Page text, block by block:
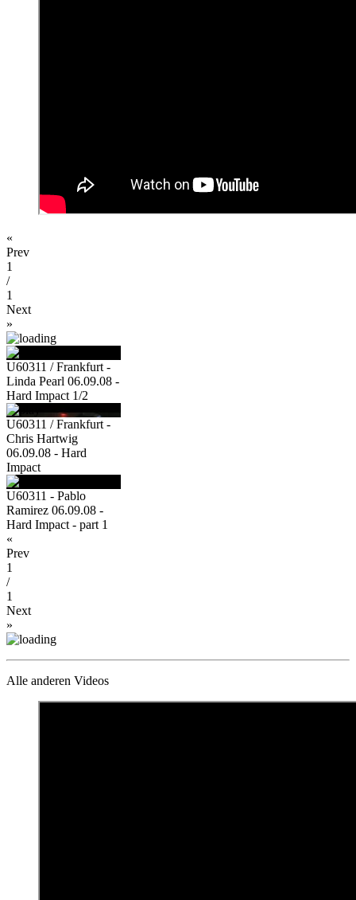
«
Prev
1
/
1
Next
»
U60311 / Frankfurt -
Linda Pearl 06.09.08 -
Hard Impact 1/2
U60311 / Frankfurt -
Chris Hartwig
06.09.08 - Hard
Impact
U60311 - Pablo
Ramirez 06.09.08 -
Hard Impact - part 1
«
Prev
1
/
1
Next
»
Alle anderen Videos